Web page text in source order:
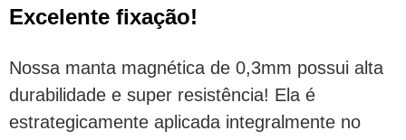
Excelente fixação!
Nossa manta magnética de 0,3mm possui alta
durabilidade e super resistência! Ela é
estrategicamente aplicada integralmente no